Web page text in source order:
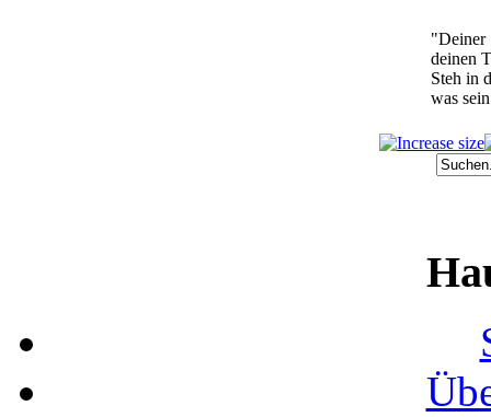
"Deiner
deinen
Steh in
was